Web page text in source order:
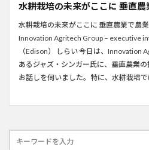
水耕栽培の未来がここに 垂直
水耕栽培の未来がここに 垂直農業で農
Innovation Agritech Group – executive
（Edison） しらい 今日は、Innovation
あるジャズ・シンガー氏に、垂直農業
お話しを伺いました。特に、水耕栽培